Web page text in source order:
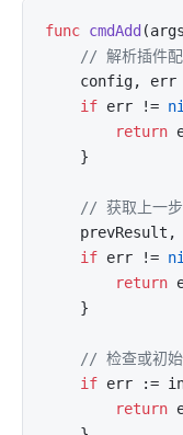
func cmdAdd
// 解析插件配
if err !=
return
// 获取上一步
if err !=
return
// 检查或初
if err :=
return